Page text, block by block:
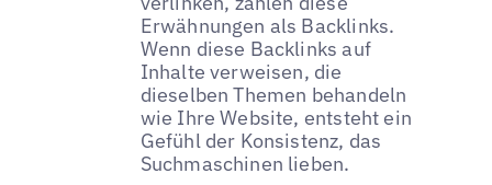
Erwähnungen als Backlinks.
Wenn diese Backlinks auf
Inhalte verweisen, die
dieselben Themen behandeln
wie Ihre Website, entsteht ein
Gefühl der Konsistenz, das
Suchmaschinen lieben.